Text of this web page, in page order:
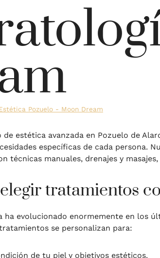
Pozuelo - Moon Dream
estética avanzada en Pozuelo de
específicas de cada persona.
técnicas manuales, drenajes y
tratamientos
ha evolucionado enormemente en los
se personalizan para:
de tu piel y objetivos estéticos.